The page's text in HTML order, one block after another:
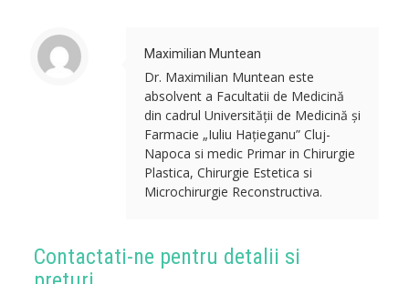
Maximilian Muntean
Dr. Maximilian Muntean este
absolvent a Facultatii de Medicină
din cadrul Universității de Medicină și
Farmacie „Iuliu Hațieganu” Cluj-
Napoca si medic Primar in Chirurgie
Plastica, Chirurgie Estetica si
Microchirurgie Reconstructiva.
Contactati-ne pentru detalii si